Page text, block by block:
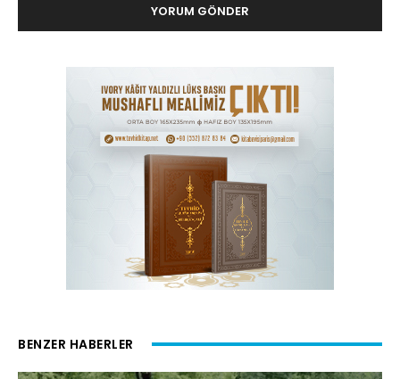
BENZER HABERLER